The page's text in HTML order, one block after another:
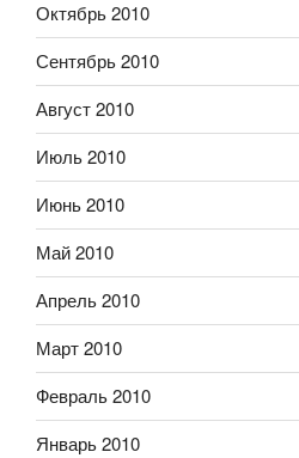
Октябрь 2010
Сентябрь 2010
Август 2010
Июль 2010
Июнь 2010
Май 2010
Апрель 2010
Март 2010
Февраль 2010
Январь 2010